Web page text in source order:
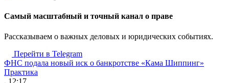
Cамый масштабный и точный канал о праве
Рассказываем о важных деловых и юридических событиях.
Перейти в Telegram
ФНС подала новый иск о банкротстве «Кама Шиппинг»
Практика
, 12:17